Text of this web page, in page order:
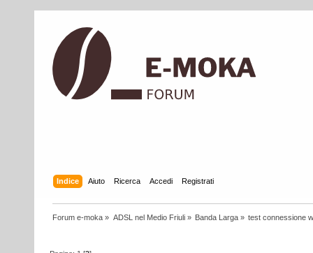
Indice Aiuto Ricerca Accedi Registrati
Forum e-moka » ADSL nel Medio Friuli» Banda Larga» test connessione